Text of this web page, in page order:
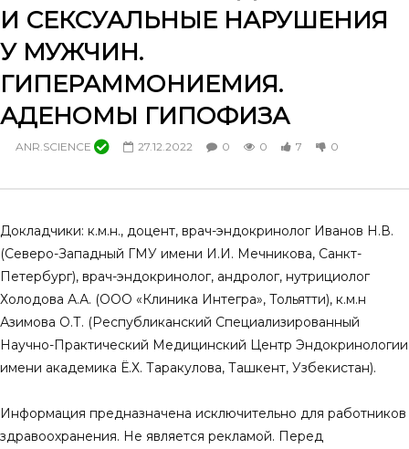
Смотреть потом
диагностики и тактика ведения
мужчин с жалобами на снижение
либидо
23.11.2024
науки. Артериальная
и сексуальные
мужчин
30.03.2024
И СЕКСУАЛЬНЫЕ НАРУШЕНИЯ
У МУЖЧИН.
ГИПЕРАММОНИЕМИЯ.
АДЕНОМЫ ГИПОФИЗА
ANR.SCIENCE 27.12.2022 0 0 7 0
Докладчики: к.м.н., доцент, врач-эндокринолог Иванов Н.В.
(Северо-Западный ГМУ имени И.И. Мечникова, Санкт-
Петербург), врач-эндокринолог, андролог, нутрициолог
Холодова А.А. (ООО «Клиника Интегра», Тольятти), к.м.н
Азимова О.Т. (Республиканский Специализированный
Научно-Практический Медицинский Центр Эндокринологии
имени академика Ё.Х. Таракулова, Ташкент, Узбекистан).
Информация предназначена исключительно для работников
здравоохранения. Не является рекламой. Перед